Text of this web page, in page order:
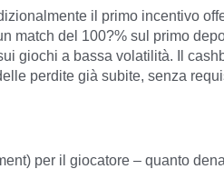
il primo incentivo
match del 100?% sul primo
giochi a bassa volatilità. Il
perdite già subite, senza
per il giocatore – quanto